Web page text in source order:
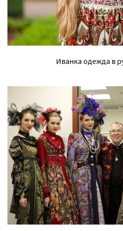
Иванка одежда в